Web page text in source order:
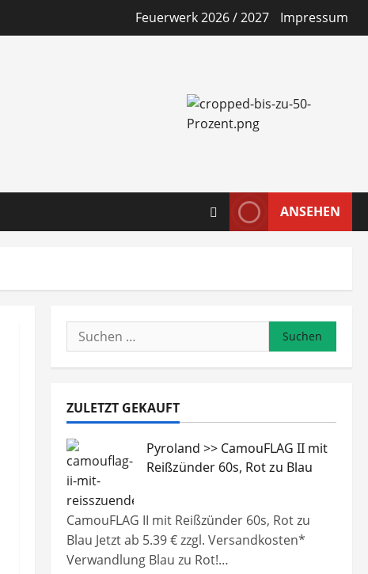
Feuerwerk 2026 / 2027 Impressum
ANSEHEN
Suchen
nach:
ZULETZT GEKAUFT
Pyroland >> CamouFLAG II mit
Reißzünder 60s, Rot zu Blau
CamouFLAG II mit Reißzünder 60s, Rot zu
Blau Jetzt ab 5.39 € zzgl. Versandkosten*
Verwandlung Blau zu Rot!…